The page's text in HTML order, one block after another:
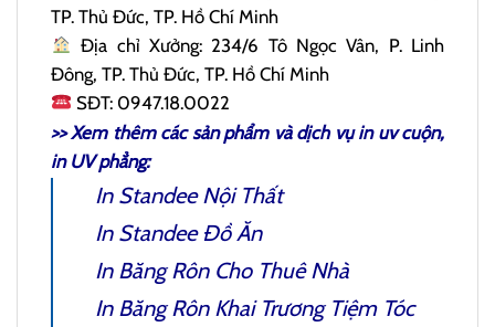
TP. Thủ Đức, TP. Hồ Chí Minh
Địa chỉ Xưởng: 234/6 Tô Ngọc Vân, P. Linh
Đông, TP. Thủ Đức, TP. Hồ Chí Minh
SĐT: 0947.18.0022
>> Xem thêm các sản phẩm và dịch vụin uv cuộn,
in UV phẳng:
In Standee Nội Thất
In Standee Đồ Ăn
In Băng Rôn Cho Thuê Nhà
In Băng Rôn Khai Trương Tiệm Tóc